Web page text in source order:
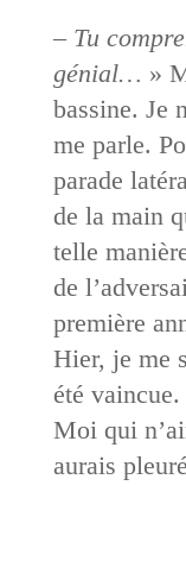
– Tu
génial… »
bassine. Je
me parle.
parade
de la main
telle
de
première
Hier, je me
été
Moi qui
aurais